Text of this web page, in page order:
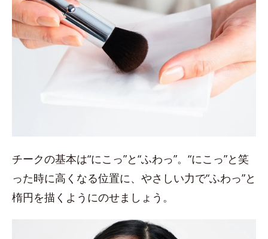
チークの基本は“にこっ”と“ふわっ”。“にこっ”と笑
った時に高くなる位置に、やさしい力で“ふわっ”と
楕円を描くようにのせましょう。